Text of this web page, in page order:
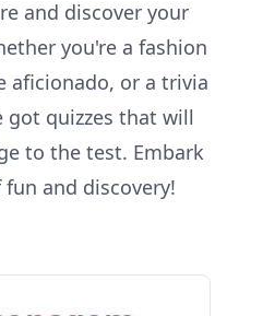
and discover your
you're a fashion
aficionado, or a trivia
got quizzes that will
to the test. Embark
and discovery!